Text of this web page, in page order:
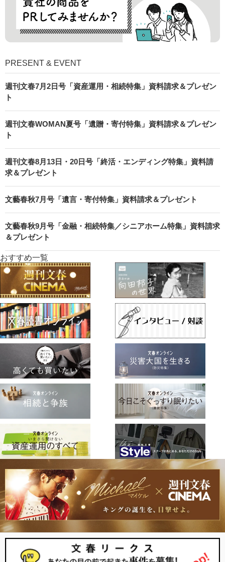
PRESENT & EVENT
週刊文春7月2日号「資産運用・相続特集」資料請求＆プレゼン
ト
週刊文春WOMAN夏号「遺贈・寄付特集」資料請求＆プレゼン
ト
週刊文春8月13日・20日号「終活・エンディング特集」資料請
求＆プレゼント
文藝春秋7月号「遺言・寄付特集」資料請求＆プレゼント
文藝春秋9月号「金融・相続特集／シニアホーム特集」資料請求
＆プレゼント
おすすめ一覧